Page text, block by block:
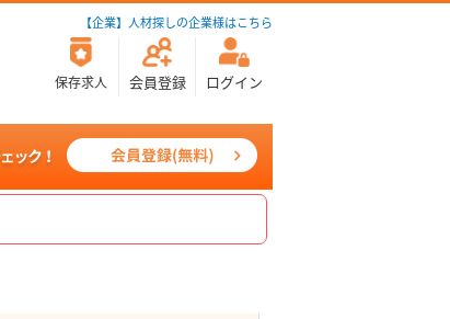
【企業】人材探しの企業様はこちら
保存求人 会員登録 ログイン